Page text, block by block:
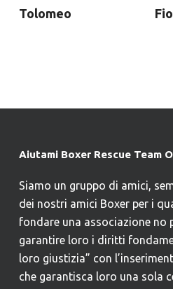
Tolomeo
Aiutami Boxer Rescue Team
Siamo un gruppo di amici,
dei nostri amici Boxer per i
fondare una associazione no
garantire loro i diritti
loro giustizia” con
che garantisca loro una sola